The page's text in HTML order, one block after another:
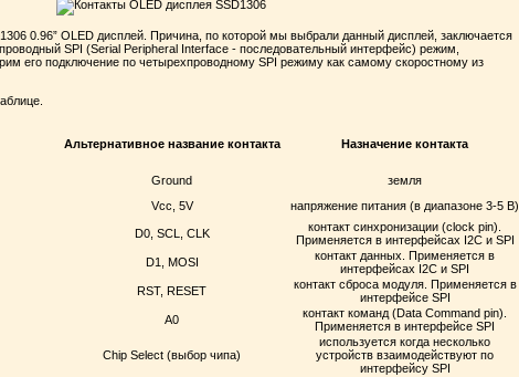
0.96” OLED дисплей. Причина, по которой мы выбрали данный дисплей, заключается
SPI (Serial Peripheral Interface - последовательный интерфейс) режим,
его подключение по четырехпроводному SPI режиму как самому скоростному из
Альтернативное название контакта Назначение контакта
Ground
земля
Vcc, 5V напряжение питания (в диапазоне 3-5 В)
D0, SCL, CLK
контакт синхронизации (clock pin).
Применяется в интерфейсах I2C и SPI
D1, MOSI
контакт данных. Применяется в
интерфейсах I2C и SPI
RST, RESET
контакт сброса модуля. Применяется в
интерфейсе SPI
A0
контакт команд (Data Command pin).
Применяется в интерфейсе SPI
Chip Select (выбор чипа)
используется когда несколько
устройств взаимодействуют по
интерфейсу SPI